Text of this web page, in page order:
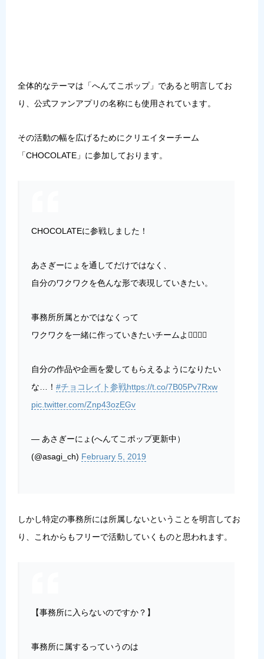
全体的なテーマは「へんてこポップ」であると明言してお
り、公式ファンアプリの名称にも使用されています。
その活動の幅を広げるためにクリエイターチーム
「CHOCOLATE 」に参加しております。
CHOCOLATEに参戦しました！
あさぎーにょを通してだけではなく、
自分のワクワクを色んな形で表現していきたい。
事務所所属とかではなくって
ワクワクを一緒に作っていきたいチームよ🧚‍♂️🧚‍♀️
自分の作品や企画を愛してもらえるようになりたい
な…！ #チョコレイト参戦https://t.co/7B05Pv7Rxw
pic.twitter.com/Znp43ozEGv
— あさぎーにょ(へんてこポップ更新中）
(@asagi_ch) February 5, 2019
しかし特定の事務所には所属しないということを明言してお
り、これからもフリーで活動していくものと思われます。
【事務所に入らないのですか？】
事務所に属するっていうのは